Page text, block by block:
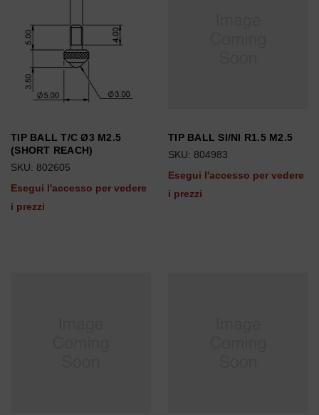
TIP BALL T/C Ø3 M2.5
(SHORT REACH)
SKU: 802605
Esegui l'accesso per vedere
i prezzi
TIP BALL SI/NI R1.5 M2.5
SKU: 804983
Esegui l'accesso per vedere
i prezzi